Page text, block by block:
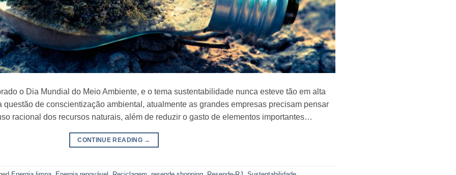
o Dia Mundial do Meio Ambiente, e o tema sustentabilidade nunca esteve tão em alta
questão de conscientização ambiental, atualmente as grandes empresas precisam pensar
racional dos recursos naturais, além de reduzir o gasto de elementos importantes…
CONTINUE READING →